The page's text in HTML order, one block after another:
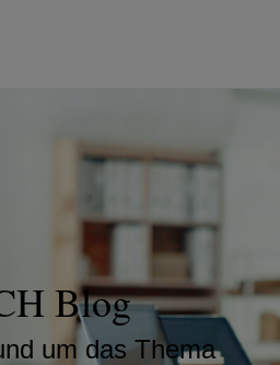
Blog
um das Thema